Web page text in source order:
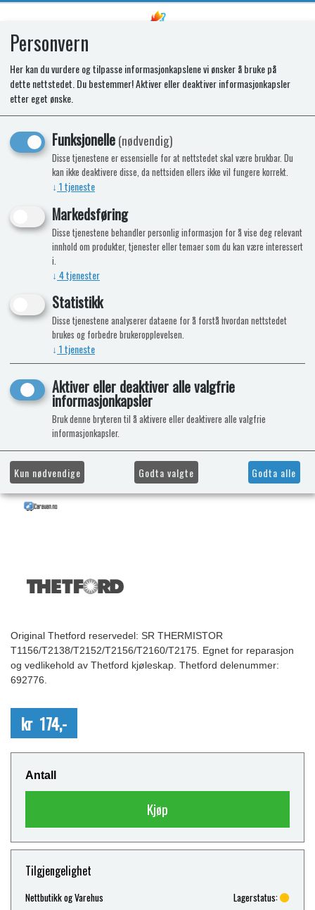
SR THERMISTOR
T1156/T2138/T2152/T2156/T2160/
Original Thetford reservedel: SR THERMISTOR
T1156/T2138/T2152/T2156/T2160/T2175. Egnet for reparasjon
og vedlikehold av Thetford kjøleskap. Thetford delenummer:
692776.
kr 174,-
Antall
Kjøp
Tilgjengelighet
Nettbutikk og Varehus Lagerstatus:
Personvern
Her kan du vurdere og tilpasse informasjonkapslene vi ønsker å bruke på
dette nettstedet. Du bestemmer! Aktiver eller deaktiver informasjonkapsler
etter eget ønske.
Funksjonelle(nødvendig)
Disse tjenestene er essensielle for at nettstedet skal være brukbar. Du
kan ikke deaktivere disse, da nettsiden ellers ikke vil fungere korrekt.
↓ 1tjeneste
Markedsføring
Disse tjenestene behandler personlig informasjon for å vise deg relevant
innhold om produkter, tjenester eller temaer som du kan være interessert
i.
↓ 4tjenester
Statistikk
Disse tjenestene analyserer dataene for å forstå hvordan nettstedet
brukes og forbedre brukeropplevelsen.
↓ 1tjeneste
Aktiver eller deaktiver alle valgfrie
informasjonkapsler
Bruk denne bryteren til å aktivere eller deaktivere alle valgfrie
informasjonkapsler.
Kun nødvendige Godta valgte Godta alle